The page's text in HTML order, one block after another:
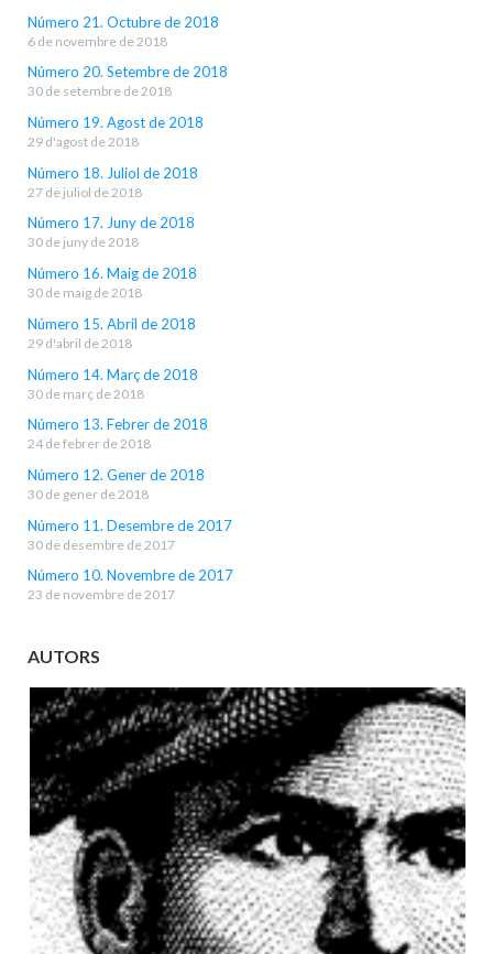
Número 21. Octubre de 2018
6 de novembre de 2018
Número 20. Setembre de 2018
30 de setembre de 2018
Número 19. Agost de 2018
29 d'agost de 2018
Número 18. Juliol de 2018
27 de juliol de 2018
Número 17. Juny de 2018
30 de juny de 2018
Número 16. Maig de 2018
30 de maig de 2018
Número 15. Abril de 2018
29 d'abril de 2018
Número 14. Març de 2018
30 de març de 2018
Número 13. Febrer de 2018
24 de febrer de 2018
Número 12. Gener de 2018
30 de gener de 2018
Número 11. Desembre de 2017
30 de desembre de 2017
Número 10. Novembre de 2017
23 de novembre de 2017
AUTORS